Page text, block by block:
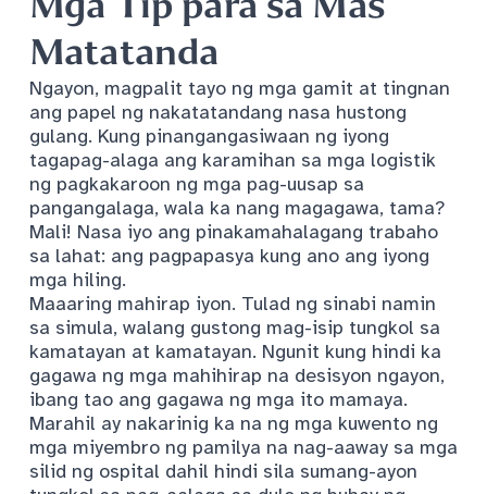
Matatanda
Ngayon, magpalit tayo ng mga gamit at tingnan
ang papel ng nakatatandang nasa hustong
gulang. Kung pinangangasiwaan ng iyong
tagapag-alaga ang karamihan sa mga logistik
ng pagkakaroon ng mga pag-uusap sa
pangangalaga, wala ka nang magagawa, tama?
Mali! Nasa iyo ang pinakamahalagang trabaho
sa lahat: ang pagpapasya kung ano ang iyong
mga hiling.
Maaaring mahirap iyon. Tulad ng sinabi namin
sa simula, walang gustong mag-isip tungkol sa
kamatayan at kamatayan. Ngunit kung hindi ka
gagawa ng mga mahihirap na desisyon ngayon,
ibang tao ang gagawa ng mga ito mamaya.
Marahil ay nakarinig ka na ng mga kuwento ng
mga miyembro ng pamilya na nag-aaway sa mga
silid ng ospital dahil hindi sila sumang-ayon